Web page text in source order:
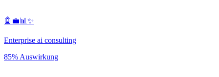
🤖💼📊✨
Enterprise ai consulting
85% Auswirkung